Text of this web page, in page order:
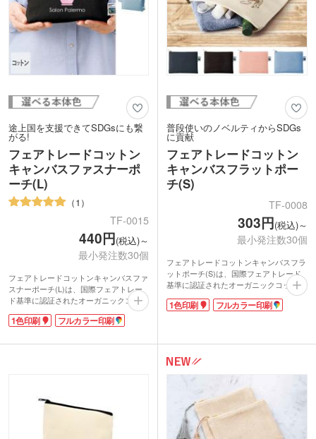
途上国を支援できてSDGsにも繋
がる!
フェアトレードコットン
キャンバスファスナーポ
ーチ(L)
1
TF-0015
440円(税込)～
最小発注数30個
フェアトレードコットンキャンバスファ
スナーポーチ(L)は、国際フェアトレー
ド基準に認証されたオーガニックコット
ンのポーチ。長くお使いいただける丈夫
でしっかりとした生地です。
や旅行用のこまごましたアイテムなどが
シンプルなロゴや企業名などの印刷に適
した1色、インパクトのあるデザインが
1色印刷 フルカラー印刷
普段使いのノベルティからSDGs
に貢献
フェアトレードコットン
キャンバスフラットポー
チ(S)
TF-0008
303円(税込)～
最小発注数30個
フェアトレードコットンキャンバスフラ
ットポーチ(S)は、国際フェアトレード
基準に認証されたオーガニックコットン
を使用しています。フェアトレードと
は、発展途上国の原料や製品を適正な価
とで社会貢献でき、SDGsやサスティナ
られます。
生地の厚みは丈夫で中身が透けない10オ
ンス相当。化粧ポーチやペンケースなど
幅広く使えます。1色かフルカラーで名
入れ可能です。ショップの購入特典やオ
リジナルグッズ製作にいかがでしょう
か。
1色印刷 フルカラー印刷